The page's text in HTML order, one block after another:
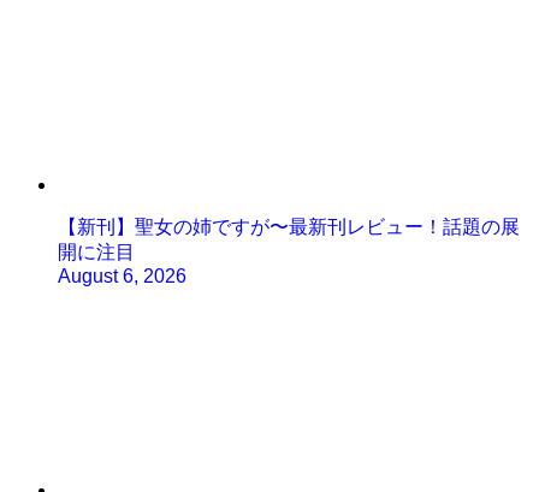
【新刊】聖女の姉ですが〜最新刊レビュー！話題の展
開に注目
August 6, 2026